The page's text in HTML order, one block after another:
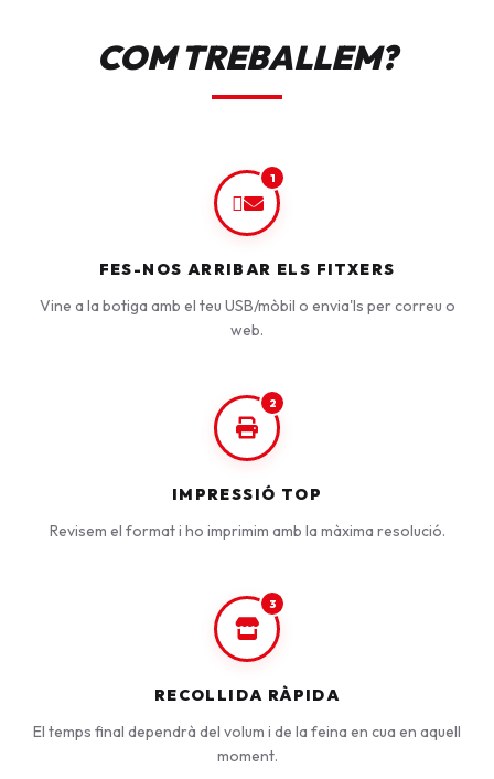
COM TREBALLEM?
1
FES-NOS ARRIBAR ELS FITXERS
Vine a la botiga amb el teu USB/mòbil o envia'ls per correu o
web.
2
IMPRESSIÓ TOP
Revisem el format i ho imprimim amb la màxima resolució.
3
RECOLLIDA RÀPIDA
El temps final dependrà del volum i de la feina en cua en aquell
moment.